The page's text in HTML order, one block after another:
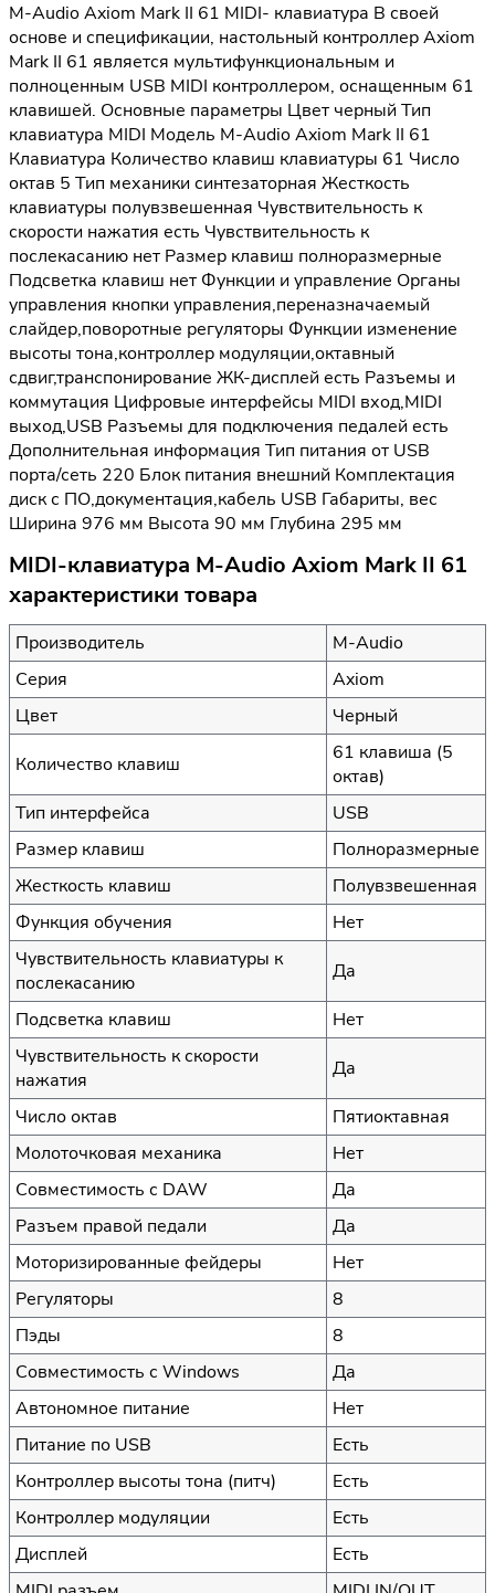
M-Audio Axiom Mark II 61 MIDI- клавиатура В своей
основе и спецификации, настольный контроллер Axiom
Mark II 61 является мультифункциональным и
полноценным USB MIDI контроллером, оснащенным 61
клавишей. Основные параметры Цвет черный Тип
клавиатура MIDI Модель M-Audio Axiom Mark II 61
Клавиатура Количество клавиш клавиатуры 61 Число
октав 5 Тип механики синтезаторная Жесткость
клавиатуры полувзвешенная Чувствительность к
скорости нажатия есть Чувствительность к
послекасанию нет Размер клавиш полноразмерные
Подсветка клавиш нет Функции и управление Органы
управления кнопки управления,переназначаемый
слайдер,поворотные регуляторы Функции изменение
высоты тона,контроллер модуляции,октавный
сдвиг,транспонирование ЖК-дисплей есть Разъемы и
коммутация Цифровые интерфейсы MIDI вход,MIDI
выход,USB Разъемы для подключения педалей есть
Дополнительная информация Тип питания от USB
порта/сеть 220 Блок питания внешний Комплектация
диск с ПО,документация,кабель USB Габариты, вес
Ширина 976 мм Высота 90 мм Глубина 295 мм
MIDI-клавиатура M-Audio Axiom Mark II 61
характеристики товара
Производитель
M-Audio
Серия
Axiom
Цвет
Черный
Количество клавиш
61 клавиша (5
октав)
Тип интерфейса
USB
Размер клавиш
Полноразмерные
Жесткость клавиш
Полувзвешенная
Функция обучения
Нет
Чувствительность клавиатуры к
послекасанию
Да
Подсветка клавиш
Нет
Чувствительность к скорости
нажатия
Да
Число октав
Пятиоктавная
Молоточковая механика
Нет
Совместимость с DAW
Да
Разъем правой педали
Да
Моторизированные фейдеры
Нет
Регуляторы
8
Пэды
8
Совместимость с Windows
Да
Автономное питание
Нет
Питание по USB
Есть
Контроллер высоты тона (питч)
Есть
Контроллер модуляции
Есть
Дисплей
Есть